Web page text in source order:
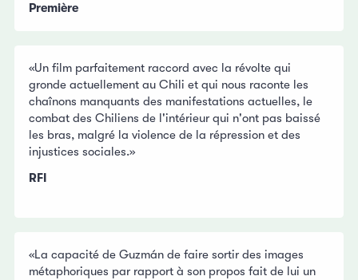
Première
«Un film parfaitement raccord avec la révolte qui
gronde actuellement au Chili et qui nous raconte les
chaînons manquants des manifestations actuelles, le
combat des Chiliens de l'intérieur qui n'ont pas baissé
les bras, malgré la violence de la répression et des
injustices sociales.»
RFI
«La capacité de Guzmán de faire sortir des images
métaphoriques par rapport à son propos fait de lui un